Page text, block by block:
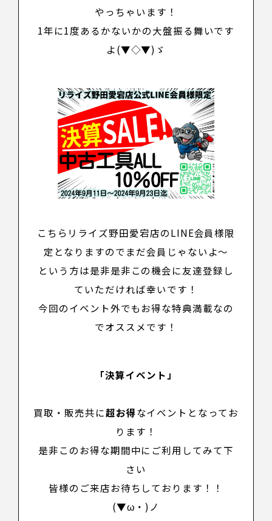
やっちゃいます！
1年に1度あるかないかの大盤振る舞いです
よ(▼◇▼)ゞ
こちらリライズ野田愛宕店のLINE会員様限
定となりますのでまだ会員じゃないよ～
という方は是非是非この機会に友達登録し
ていただければ幸いです！
今回のイベント外でもお得な特典満載なの
でオススメです！
「決算イベント」
買取・販売共に超お得なイベントとなってお
ります！
是非このお得な期間中にご利用してみて下
さい
皆様のご来店お待ちしております！！
(▼ω・)ノ